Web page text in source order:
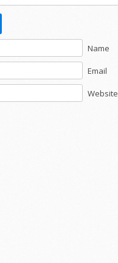
Name
Email
Website